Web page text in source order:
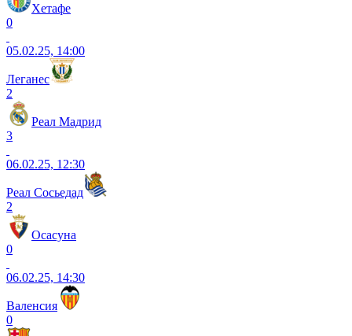
Хетафе
0
05.02.25, 14:00
Леганес
2
Реал Мадрид
3
06.02.25, 12:30
Реал Сосьедад
2
Осасуна
0
06.02.25, 14:30
Валенсия
0